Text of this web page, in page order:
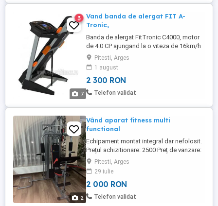
7
3
Vand banda de alergat FIT A-
Tronic,
Banda de alergat FitTronic C4000, motor
de 4.0 CP ajungand la o viteza de 16km/h
si o inclinatie de 16%. Banda dispune si de
sistem de amortizare cu ajutorul caruia
face alergarea mult mai usoara si sigura
pentru articulatiile dvs. , greutate
suportata 120 kg, mp3 player, intrare usb
Pitesti, Arges
1 august
2 300 RON
Telefon validat
2
Vând aparat fitness multi
functional
Echipament montat integral dar nefolosit.
Prețul achizitionare: 2500 Preț de vanzare:
2000Pitesti, Arges
29 iulie
2 000 RON
Telefon validat